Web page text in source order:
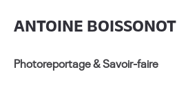
ANTOINE BOISSONOT
Photoreportage & Savoir-faire